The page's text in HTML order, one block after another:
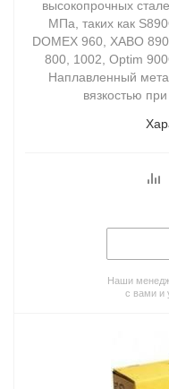
высокопрочных
МПа, таких как
DOMEX 960, XABO
800, 1002, Optim
Наплавленный
вязкостью
Наши
с вами и